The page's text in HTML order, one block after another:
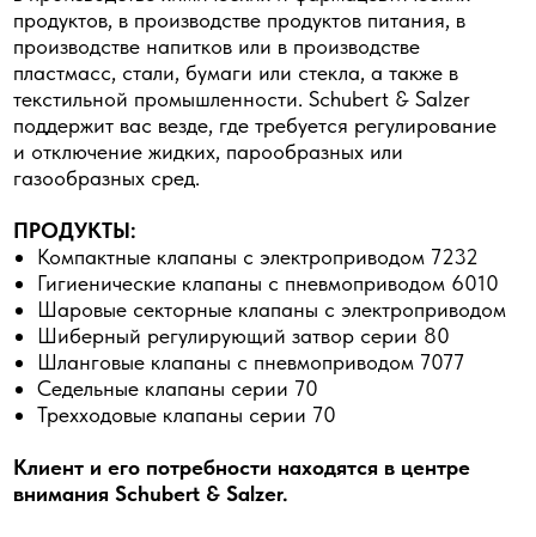
продуктов, в производстве продуктов питания, в
производстве напитков или в производстве
пластмасс, стали, бумаги или стекла, а также в
текстильной промышленности. Schubert & Salzer
поддержит вас везде, где требуется регулирование
и отключение жидких, парообразных или
газообразных сред.
ПРОДУКТЫ:
Компактные клапаны с электроприводом 7232
Гигиенические клапаны с пневмоприводом 6010
Шаровые секторные клапаны с электроприводом
Шиберный регулирующий затвор серии 80
Шланговые клапаны с пневмоприводом 7077
Седельные клапаны серии 70
Трехходовые клапаны серии 70
Клиент и его потребности находятся в центре
внимания Schubert & Salzer.